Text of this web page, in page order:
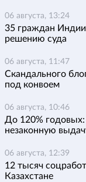
06 августа, 13:24
35 граждан
решению суда
06 августа, 11:47
Скандального
под конвоем
06 августа, 10:46
До 120% годовых:
незаконную
06 августа, 12:39
12 тысяч
Казахстане